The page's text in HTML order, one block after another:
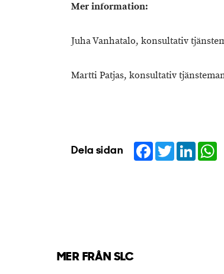
Mer information:
Juha Vanhatalo, konsultativ
Martti Patjas, konsultativ
Dela sidan Facebook
Twitter
MER FRÅN SLC